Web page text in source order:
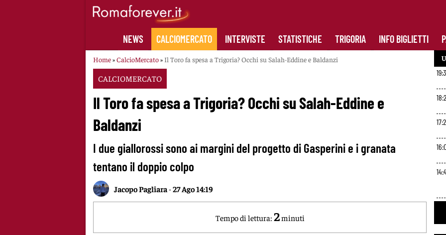
NEWS CALCIOMERCATO INTERVISTE STATISTICHE TRIGORIA INFO BIGLIETTI
Home»CalcioMercato» Il Toro fa spesa a Trigoria? Occhi su Salah-Eddine e Baldanzi
CALCIOMERCATO
Il Toro fa spesa a Trigoria? Occhi su Salah-Eddine e
Baldanzi
I due giallorossi sono ai margini del progetto di Gasperini e i granata
tentano il doppio colpo
Jacopo Pagliara -27 Ago 14:19
Tempo di lettura: 2minuti